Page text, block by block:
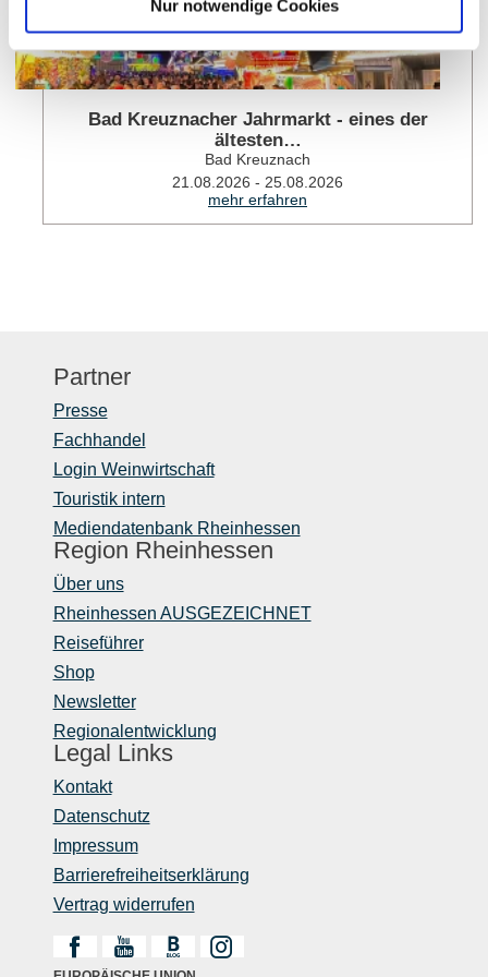
Nur notwendige Cookies
Bad Kreuznacher Jahrmarkt - eines der
ältesten…
Bad Kreuznach
21.08.2026 - 25.08.2026
mehr erfahren
Partner
Presse
Fachhandel
Login Weinwirtschaft
Touristik intern
Mediendatenbank Rheinhessen
Region Rheinhessen
Über uns
Rheinhessen AUSGEZEICHNET
Reiseführer
Shop
Newsletter
Regionalentwicklung
Legal Links
Kontakt
Datenschutz
Impressum
Barrierefreiheitserklärung
Vertrag widerrufen